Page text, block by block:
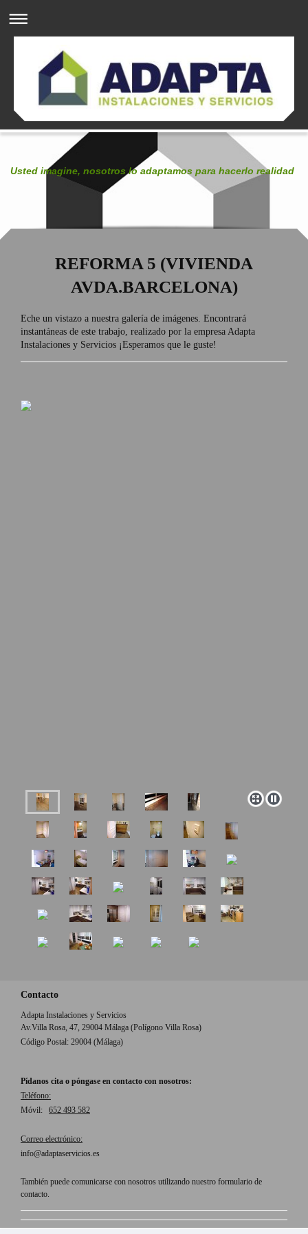
Usted imagine, nosotros lo adaptamos para hacerlo realidad
REFORMA 5 (VIVIENDA
AVDA.BARCELONA)
Eche un vistazo a nuestra galería de imágenes. Encontrará
instantáneas de este trabajo, realizado por la empresa Adapta
Instalaciones y Servicios ¡Esperamos que le guste!
Contacto
Adapta Instalaciones y Servicios
Av.Villa Rosa, 47, 29004 Málaga (Polígono Villa Rosa)
Código Postal: 29004 (Málaga)
Pídanos cita o póngase en contacto con nosotros:
Teléfono:
Móvil: 652 493 582
Correo electrónico:
info@adaptaservicios.es
También puede comunicarse con nosotros utilizando nuestro formulario de
contacto.